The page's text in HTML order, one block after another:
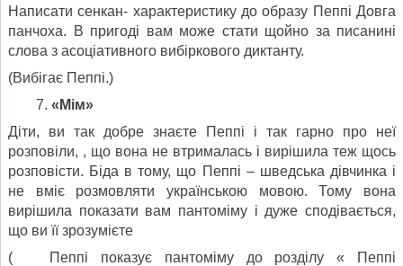
Написати сенкан- характеристику до образу Пеппі Довга
панчоха. В пригоді вам може стати щойно за писанині
слова з асоціативного вибіркового диктанту.
(Вибігає Пеппі.)
«Мім»
Діти, ви так добре знаєте Пеппі і так гарно про неї
розповіли, , що вона не втрималась і вирішила теж щось
розповісти. Біда в тому, що Пеппі – шведська дівчинка і
не вміє розмовляти українською мовою. Тому вона
вирішила показати вам пантоміму і дуже сподівається,
що ви її зрозумієте
( Пеппі показує пантоміму до розділу « Пеппі